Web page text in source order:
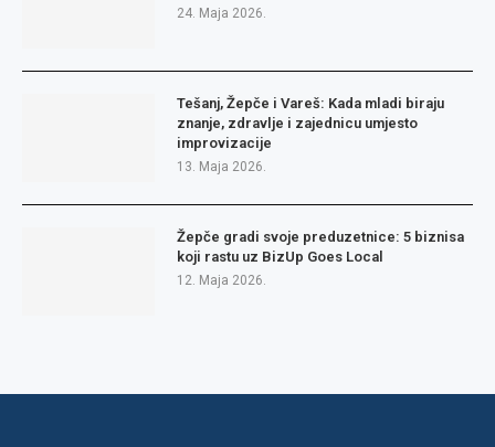
24. Maja 2026.
Tešanj, Žepče i Vareš: Kada mladi biraju
znanje, zdravlje i zajednicu umjesto
improvizacije
13. Maja 2026.
Žepče gradi svoje preduzetnice: 5 biznisa
koji rastu uz BizUp Goes Local
12. Maja 2026.